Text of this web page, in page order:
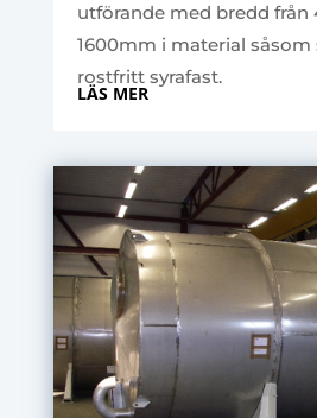
utförande med bredd
1600mm i material såsom
rostfritt syrafast.
LÄS MER